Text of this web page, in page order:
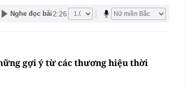
Nghe đọc bài 2:26
gợi ý từ các thương hiệu thời